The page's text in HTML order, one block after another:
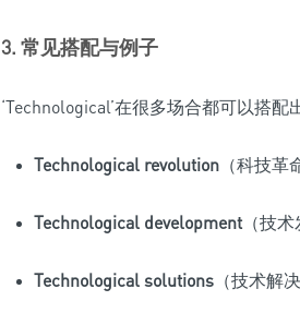
3. 常见搭配与例子
‘Technological’在很多场合都可以搭配
Technological revolution （科技
Technological development （技
Technological solutions （技术解